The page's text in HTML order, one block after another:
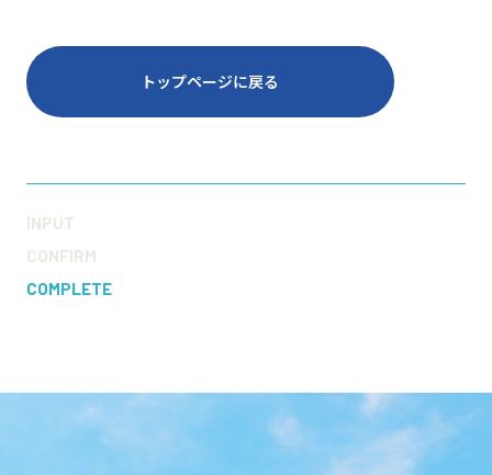
トップページに戻る
INPUT
CONFIRM
COMPLETE